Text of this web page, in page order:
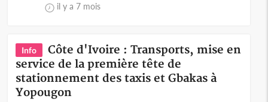
il y a 7 mois
Info
Côte d'Ivoire : Transports, mise en
service de la première tête de
stationnement des taxis et Gbakas à
Yopougon